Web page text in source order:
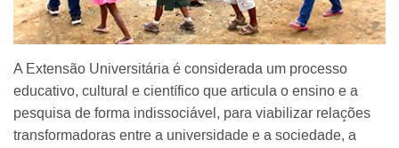
A Extensão Universitária é considerada um processo
educativo, cultural e científico que articula o ensino e a
pesquisa de forma indissociável, para viabilizar relações
transformadoras entre a universidade e a sociedade, a